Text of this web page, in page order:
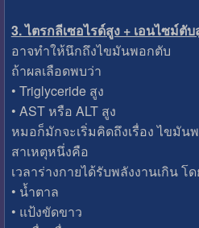
3. ไตรกลีเซอไรด์สูง + เอนไซม์ตับ
อาจทำให้นึกถึงไขมันพอกตับ
ถ้าผลเลือดพบว่า
• Triglyceride สูง
• AST หรือ ALT สูง
หมอก็มักจะเริ่มคิดถึงเรื่อง ไขมัน
สาเหตุหนึ่งคือ
เวลาร่างกายได้รับพลังงานเกิน โ
• น้ำตาล
• แป้งขัดขาว